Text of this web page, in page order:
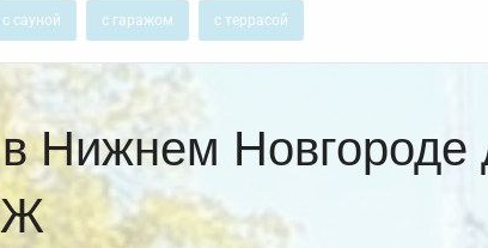
с сауной с гаражом с террасой
Нижнем Новгороде